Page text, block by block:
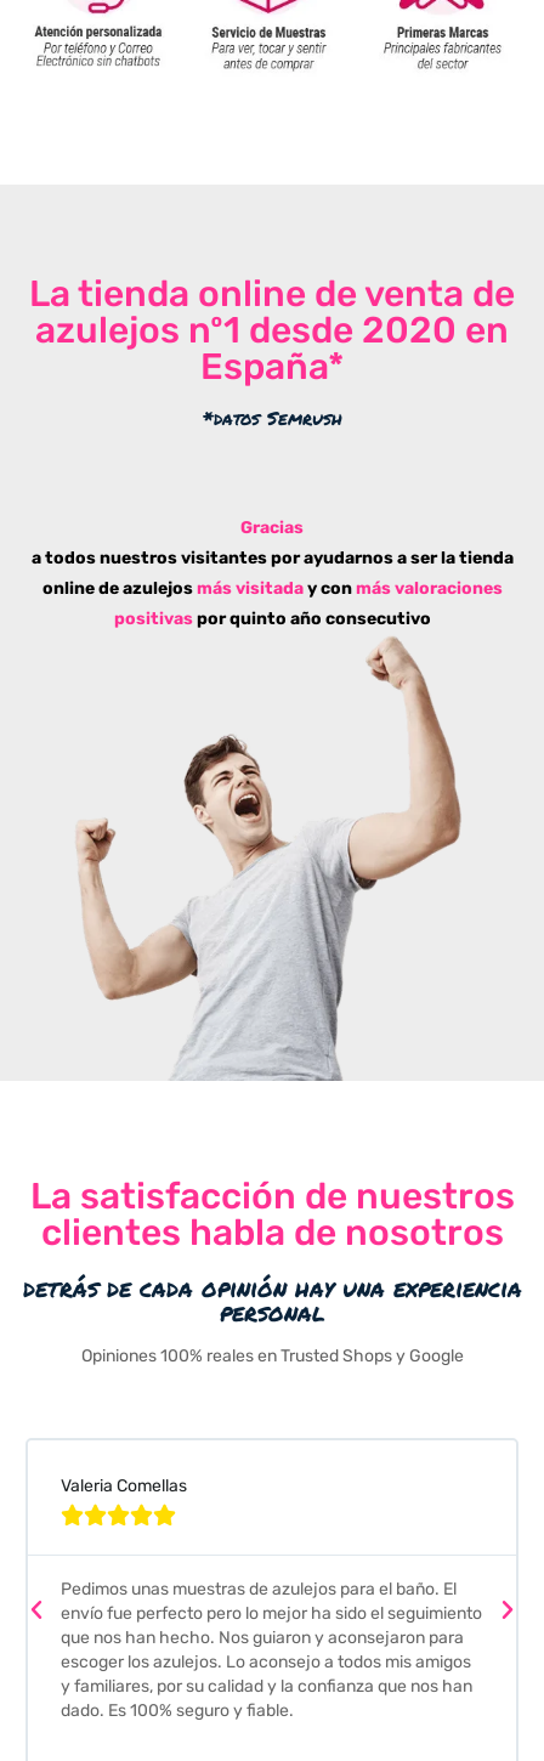
La tienda online de venta de
azulejos nº1 desde 2020 en
España*
*datos Semrush
Gracias
a todos nuestros visitantes por ayudarnos a ser la tienda
online de azulejos más visitaday conmás valoraciones
positivaspor quinto año consecutivo
La satisfacción de nuestros
clientes habla de nosotros
detrás de cada opinión hay una experiencia
personal
Opiniones 100% reales en Trusted Shops y Google
Valeria Comellas

Pedimos unas muestras de azulejos para el baño. El
envío fue perfecto pero lo mejor ha sido el seguimiento
que nos han hecho. Nos guiaron y aconsejaron para
escoger los azulejos. Lo aconsejo a todos mis amigos
y familiares, por su calidad y la confianza que nos han
dado. Es 100% seguro y fiable.